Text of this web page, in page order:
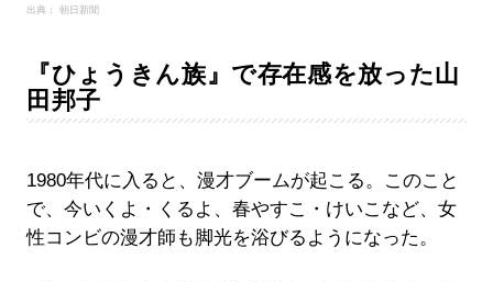
出典： 朝日新聞
『ひょうきん族』で存在感を放った山
田邦子
1980年代に入ると、漫才ブームが起こる。このこと
で、今いくよ・くるよ、春やすこ・けいこなど、女
性コンビの漫才師も脚光を浴びるようになった。